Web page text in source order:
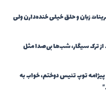
زبان و حلق خیلی خنده‌دارن ولی
از ترک سیگار، شب‌ها بی‌صدا مثل
توپ تنیس دوختم، خواب به